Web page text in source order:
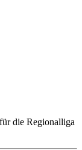
die Regionalliga